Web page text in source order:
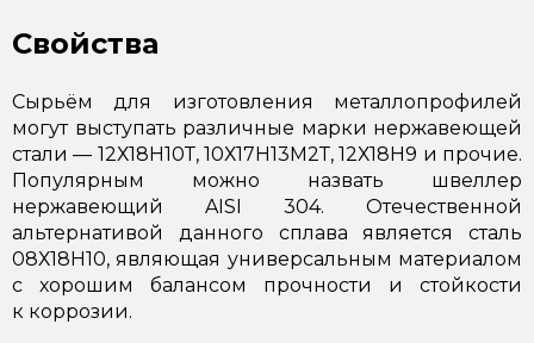
Свойства
Сырьём для изготовления металлопрофилей
могут выступать различные марки нержавеющей
стали — 12Х18Н10Т, 10Х17Н13М2Т, 12Х18Н9 и прочие.
Популярным можно назвать швеллер
нержавеющий AISI 304. Отечественной
альтернативой данного сплава является сталь
08Х18Н10, являющая универсальным материалом
с хорошим балансом прочности и стойкости
к коррозии.